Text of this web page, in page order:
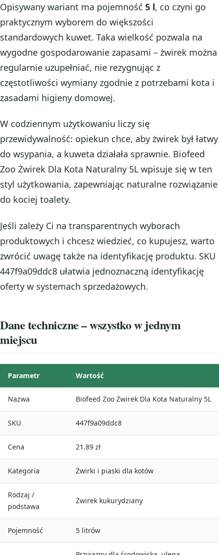
Opisywany wariant ma pojemność 5 l, co czyni go
praktycznym wyborem do większości
standardowych kuwet. Taka wielkość pozwala na
wygodne gospodarowanie zapasami – żwirek można
regularnie uzupełniać, nie rezygnując z
częstotliwości wymiany zgodnie z potrzebami kota i
zasadami higieny domowej.
W codziennym użytkowaniu liczy się
przewidywalność: opiekun chce, aby żwirek był łatwy
do wsypania, a kuweta działała sprawnie. Biofeed
Zoo Żwirek Dla Kota Naturalny 5L wpisuje się w ten
styl użytkowania, zapewniając naturalne rozwiązanie
do kociej toalety.
Jeśli zależy Ci na transparentnych wyborach
produktowych i chcesz wiedzieć, co kupujesz, warto
zwrócić uwagę także na identyfikację produktu. SKU
447f9a09ddc8 ułatwia jednoznaczną identyfikację
oferty w systemach sprzedażowych.
Dane techniczne – wszystko w jednym
miejscu
Parametr Wartość
Nazwa Biofeed Zoo Żwirek Dla Kota Naturalny 5L
SKU 447f9a09ddc8
Cena 21.89 zł
Kategoria Żwirki i piaski dla kotów
Rodzaj /
podstawa
Żwirek kukurydziany
Pojemność 5 litrów